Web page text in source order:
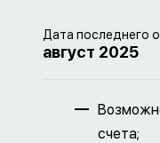
Дата последнего
август 2025
счета;